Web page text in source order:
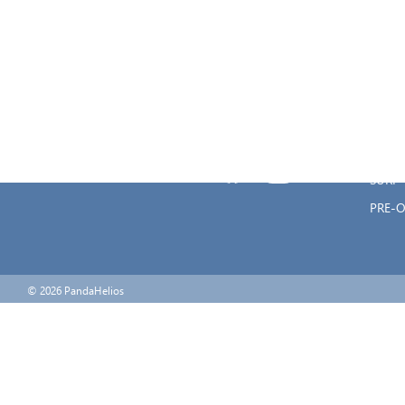
SURF
PRE-
© 2026 PandaHelios